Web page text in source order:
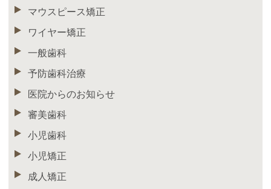
マウスピース矯正
ワイヤー矯正
一般歯科
予防歯科治療
医院からのお知らせ
審美歯科
小児歯科
小児矯正
成人矯正